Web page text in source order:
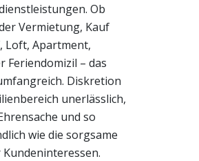
Ob
Vermietung, Kauf
Loft, Apartment,
Feriendomizil – das
Diskretion
unerlässlich,
und so
wie die sorgsame